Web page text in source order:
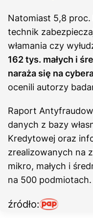
Natomiast 5,8 proc.
technik
włamania czy
162 tys. małych i
naraża się na
ocenili autorzy
Raport
danych z bazy
Kredytowej oraz
zrealizowanych na
mikro, małych i
na 500 podmiotach.
źródło: